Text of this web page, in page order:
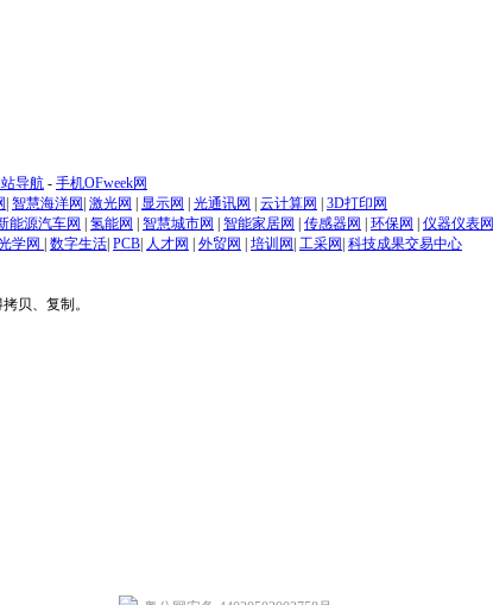
站导航 - 手机OFweek网
智慧海洋网 激光网 显示网 光通讯网 云计算网
3D打印网
能源汽车网 氢能网 智慧城市网 智能家居网 传感器网 环保网
仪器仪表网
学网 数字生活 PCB 人才网 外贸网 培训网 工采网 科技成果交易中心
贝、复制。